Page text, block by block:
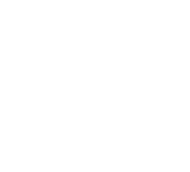
dar a conocer
no te
y aclaramos